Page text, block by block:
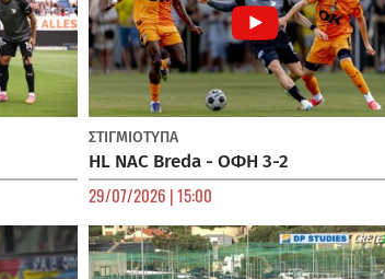
ΣΤΙΓΜΙΟΤΥΠΑ
HL NAC Breda - ΟΦΗ 3-2
29/07/2026 | 15:00